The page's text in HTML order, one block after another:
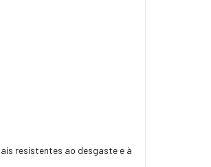
resistentes ao desgaste e à